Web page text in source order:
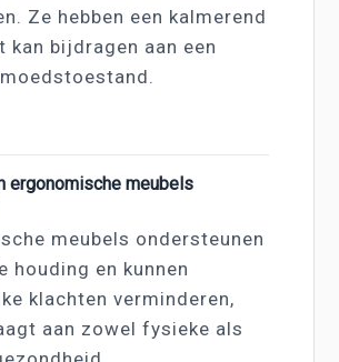
Ze hebben een kalmerend
bijdragen aan een
ergonomische meubels
meubels ondersteunen
houding en kunnen
klachten verminderen,
aan zowel fysieke als